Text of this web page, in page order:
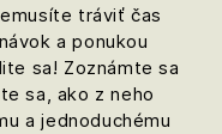
tráviť čas
a ponukou
sa! Zoznámte sa
sa, ako z neho
a jednoduchému